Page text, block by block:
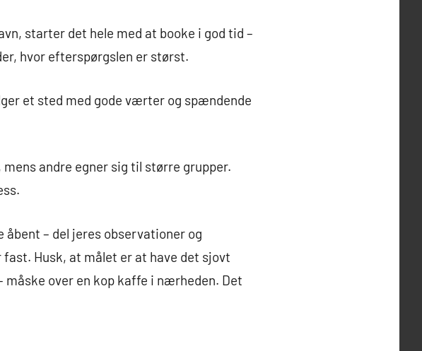
starter det hele med at booke i god tid –
hvor efterspørgslen er størst.
et sted med gode værter og spændende
andre egner sig til større grupper.
– del jeres observationer og
Husk, at målet er at have det sjovt
over en kop kaffe i nærheden. Det